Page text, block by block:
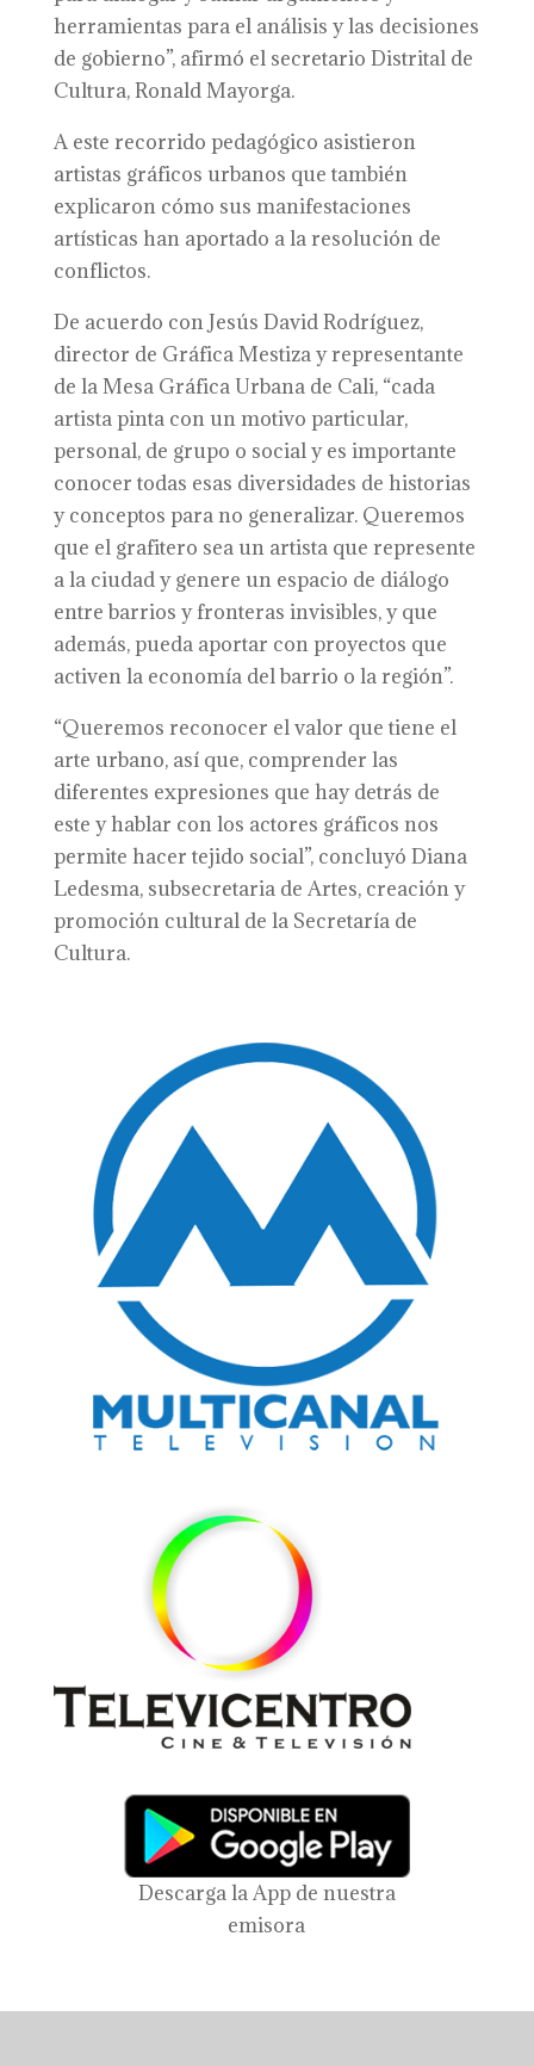
herramientas para el análisis y las decisiones
de gobierno”, afirmó el secretario Distrital de
Cultura, Ronald Mayorga.
A este recorrido pedagógico asistieron
artistas gráficos urbanos que también
explicaron cómo sus manifestaciones
artísticas han aportado a la resolución de
conflictos.
De acuerdo con Jesús David Rodríguez,
director de Gráfica Mestiza y representante
de la Mesa Gráfica Urbana de Cali, “cada
artista pinta con un motivo particular,
personal, de grupo o social y es importante
conocer todas esas diversidades de historias
y conceptos para no generalizar. Queremos
que el grafitero sea un artista que represente
a la ciudad y genere un espacio de diálogo
entre barrios y fronteras invisibles, y que
además, pueda aportar con proyectos que
activen la economía del barrio o la región”.
“Queremos reconocer el valor que tiene el
arte urbano, así que, comprender las
diferentes expresiones que hay detrás de
este y hablar con los actores gráficos nos
permite hacer tejido social”, concluyó Diana
Ledesma, subsecretaria de Artes, creación y
promoción cultural de la Secretaría de
Cultura.
Descarga la App de nuestra
emisora